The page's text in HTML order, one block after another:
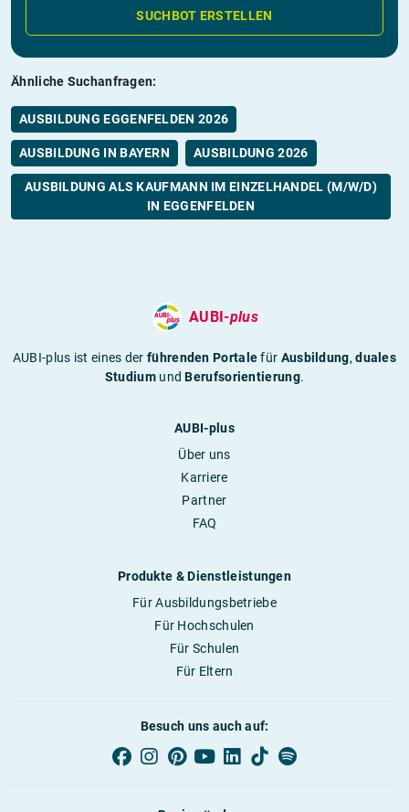
SUCHBOT ERSTELLEN
Ähnliche Suchanfragen:
AUSBILDUNG EGGENFELDEN 2026
AUSBILDUNG IN BAYERN AUSBILDUNG 2026
AUSBILDUNG ALS KAUFMANN IM EINZELHANDEL (M/W/D)
IN EGGENFELDEN
AUBI-plus
AUBI-plus ist eines derführenden Portalefür Ausbildung,duales
StudiumundBerufsorientierung.
AUBI-plus
Über uns
Karriere
Partner
FAQ
Produkte & Dienstleistungen
Für Ausbildungsbetriebe
Für Hochschulen
Für Schulen
Für Eltern
Besuch uns auch auf: